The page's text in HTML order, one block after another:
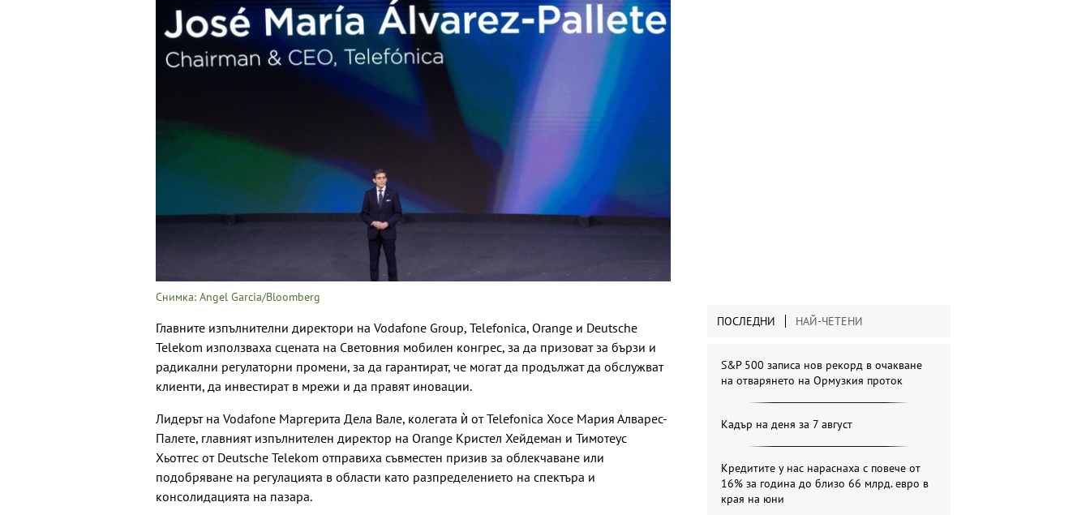
Снимка: Angel Garcia/Bloomberg
Главните изпълнителни директори на Vodafone Group, Telefonica, Orange и Deutsche
Telekom използваха сцената на Световния мобилен конгрес, за да призоват за бързи и
радикални регулаторни промени, за да гарантират, че могат да продължат да обслужват
клиенти, да инвестират в мрежи и да правят иновации.
Лидерът на Vodafone Маргерита Дела Вале, колегата ѝ от Telefonica Хосе Мария Алварес-
Палете, главният изпълнителен директор на Orange Кристел Хейдеман и Тимотеус
Хьотгес от Deutsche Telekom отправиха съвместен призив за облекчаване или
подобряване на регулацията в области като разпределението на спектъра и
консолидацията на пазара.
ПОСЛЕДНИ НАЙ-ЧЕТЕНИ
S&P 500 записа нов рекорд в очакване
на отварянето на Ормузкия проток
Кадър на деня за 7 август
Кредитите у нас нараснаха с повече от
16% за година до близо 66 млрд. евро в
края на юни